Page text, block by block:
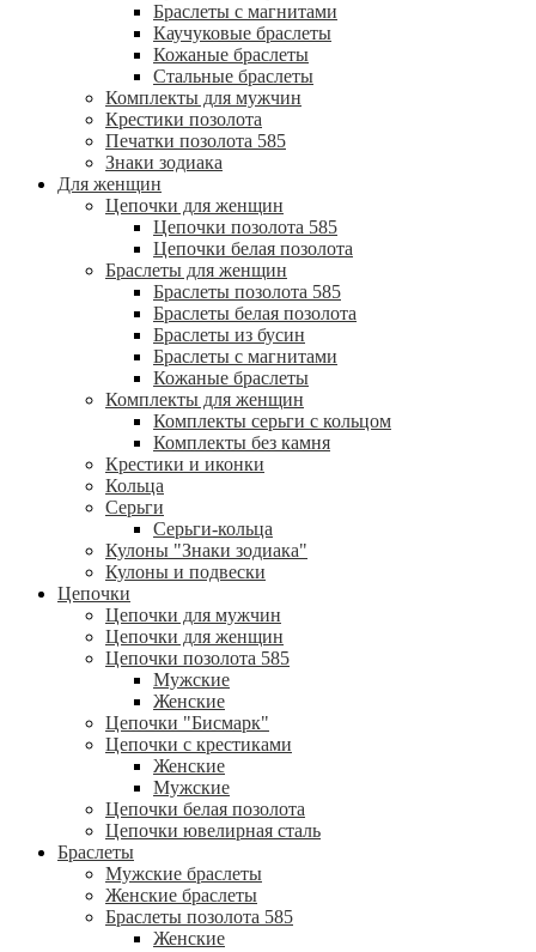
Браслеты с магнитами
Каучуковые браслеты
Кожаные браслеты
Стальные браслеты
Комплекты для мужчин
Крестики позолота
Печатки позолота 585
Знаки зодиака
Для женщин
Цепочки для женщин
Цепочки позолота 585
Цепочки белая позолота
Браслеты для женщин
Браслеты позолота 585
Браслеты белая позолота
Браслеты из бусин
Браслеты с магнитами
Кожаные браслеты
Комплекты для женщин
Комплекты серьги с кольцом
Комплекты без камня
Крестики и иконки
Кольца
Серьги
Серьги-кольца
Кулоны "Знаки зодиака"
Кулоны и подвески
Цепочки
Цепочки для мужчин
Цепочки для женщин
Цепочки позолота 585
Мужские
Женские
Цепочки "Бисмарк"
Цепочки с крестиками
Женские
Мужские
Цепочки белая позолота
Цепочки ювелирная сталь
Браслеты
Мужские браслеты
Женские браслеты
Браслеты позолота 585
Женские